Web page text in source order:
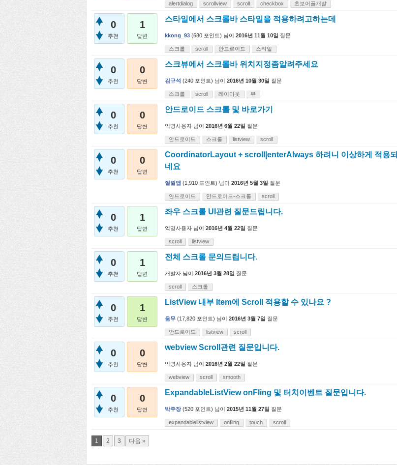
alertdialog scrollview scroll checkbox 초보어플개발
0
추천
1
답변
스타일에서 스크롤바 스타일을 적용하려고하는데
kkong_93 (680 포인트) 님이 2016년 11월 10일 질문
스크롤 scroll 안드로이드 스타일
0
추천
0
답변
스크뷰에서 스크롤바 위치지정좀알려주세요
김규석 (240 포인트) 님이 2016년 10월 30일 질문
스크롤 scroll 레이아웃 뷰
0
추천
0
답변
안드로이드 스크롤 및 바로가기
익명사용자 님이 2016년 6월 22일 질문
안드로이드 스크롤 listview scroll
0
추천
0
답변
CoordinatorLayout + scroll|enterAlways 하려니 이상하게 적용되
네요
껄껄앱 (1,910 포인트) 님이 2016년 5월 3일 질문
안드로이드 안드로이드-스크롤 scroll
0
추천
1
답변
좌우 스크롤 UI관련 질문드립니다.
익명사용자 님이 2016년 4월 22일 질문
scroll listview
0
추천
1
답변
전체 스크롤 문의드립니다.
개발자 님이 2016년 3월 28일 질문
scroll 스크롤
0
추천
1
답변
ListView 내부 Item에 Scroll 적용할 수 있나요 ?
음무 (17,820 포인트) 님이 2016년 3월 7일 질문
안드로이드 listview scroll
0
추천
0
답변
webview Scroll관련 질문입니다.
익명사용자 님이 2016년 2월 22일 질문
webview scroll smooth
0
추천
0
답변
ExpandableListView onFling 및 터치이벤트 질문입니다.
박주장 (520 포인트) 님이 2015년 11월 27일 질문
expandablelistview onfling touch scroll
1 2 3 다음 »